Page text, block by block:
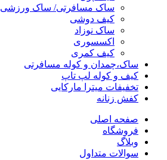
ساک مسافرتی/ ساک ورزشی
کیف دوشی
ساک نوزاد
اکسسوری
کیف کمری
ساک،چمدان و کوله مسافرتی
کیف و کوله لپ تاپ
تخفیفات میترا مارکایی
کفش زنانه
صفحه اصلی
فروشگاه
وبلاگ
سوالات متداول